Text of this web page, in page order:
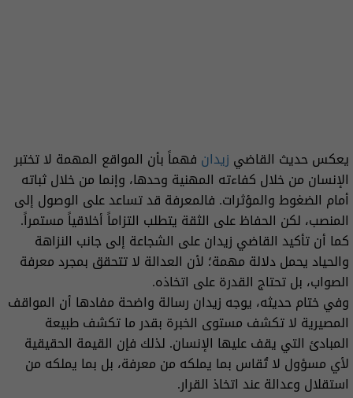
يعكس حديث القاضي زيدان فهماً بأن المواقع المهمة لا تختبر
الإنسان من خلال كفاءته المهنية وحدها، وإنما من خلال ثباته
أمام الضغوط والمؤثرات. فالمعرفة قد تساعد على الوصول إلى
المنصب، لكن الحفاظ على الثقة يتطلب التزاماً أخلاقياً مستمراً.
كما أن تأكيد القاضي زيدان على الشجاعة إلى جانب النزاهة
والحياد يحمل دلالة مهمة؛ لأن العدالة لا تتحقق بمجرد معرفة
الصواب، بل تحتاج القدرة على اتخاذه.
وفي ختام حديثه، يوجه زيدان رسالة واضحة مفادها أن المواقف
المصيرية لا تكشف مستوى الخبرة بقدر ما تكشف طبيعة
المبادئ التي يقف عليها الإنسان. لذلك فإن القيمة الحقيقية
لأي مسؤول لا تُقاس بما يملكه من معرفة، بل بما يملكه من
استقلال وعدالة عند اتخاذ القرار.